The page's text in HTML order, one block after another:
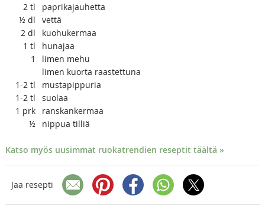
2 tl
paprikajauhetta
½ dl
vettä
2 dl
kuohukermaa
1 tl
hunajaa
1
limen mehu
limen kuorta raastettuna
1-2 tl
mustapippuria
1-2 tl
suolaa
1 prk
ranskankermaa
½
nippua tilliä
Katso myös uusimmat ruokatrendien reseptit täältä »
Jaa resepti